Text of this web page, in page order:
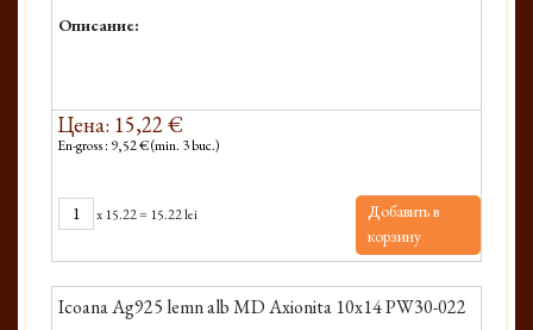
Описание:
Цена: 15,22 €
En-gross : 9,52 € (min. 3 buc.)
x15.22= 15.22 lei
Добавить в
корзину
Icoana Ag925 lemn alb MD Axionita 10x14 PW30-022